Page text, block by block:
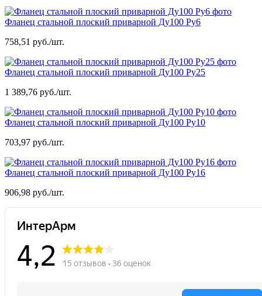
Фланец стальной плоский приварной Ду100 Ру6
758,51 руб./шт.
Фланец стальной плоский приварной Ду100 Ру25
1 389,76 руб./шт.
Фланец стальной плоский приварной Ду100 Ру10
703,97 руб./шт.
Фланец стальной плоский приварной Ду100 Ру16
906,98 руб./шт.